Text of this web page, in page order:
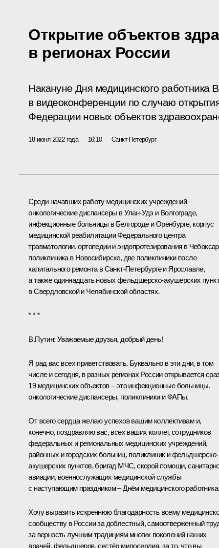
Открытие объектов
в регионах России
Накануне Дня медицинского работника
в видеоконференции по случаю
Федерации новых объектов
18 июня 2022 года 16:10 Санкт-Петербург
Среди начавших работу медицинских учреждений –
онкологические диспансеры в Улан-Удэ и Волгограде,
инфекционные больницы в Белгороде и Оренбурге, корпус
медицинской реабилитации Федерального центра
травматологии, ортопедии и эндопротезирования в
поликлиника в Новосибирске, две поликлиники после
капитального ремонта в Санкт-Петербурге и Ярославле,
а также одиннадцать новых фельдшерско-акушерских
в Свердловской и Челябинской областях.
* * *
В.Путин: Уважаемые друзья, добрый день!
Я рад вас всех приветствовать. Буквально в эти дни, в том
числе и сегодня, в разных регионах России открывается
19 медицинских объектов – это инфекционные больницы,
онкологические диспансеры, поликлиники и ФАПы.
От всего сердца желаю успехов вашим коллективам и,
конечно, поздравляю вас, всех ваших коллег, сотрудников
федеральных и региональных медицинских учреждений,
районных и городских больниц, поликлиник и фельдшерско-
акушерских пунктов, бригад МЧС, скорой помощи,
авиации, военнослужащих медицинской службы
с наступающим праздником – Днём медицинского
Хочу выразить искреннюю благодарность всему
сообществу в России за доблестный, самоотверженный
за верность лучшим традициям многих поколений наших
врачей, фельдшеров, сестёр милосердия, за то, что вы